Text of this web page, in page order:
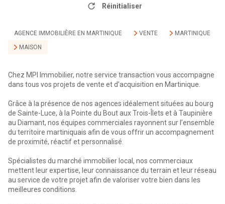
Réinitialiser
AGENCE IMMOBILIÈRE EN MARTINIQUE VENTE
MARTINIQUE
MAISON
Chez MPI Immobilier, notre service transaction vous accompagne
dans tous vos projets de vente et d’acquisition en Martinique.
Grâce à la présence de nos agences idéalement situées au bourg
de Sainte-Luce, à la Pointe du Bout aux Trois-Îlets et à Taupinière
au Diamant, nos équipes commerciales rayonnent sur l’ensemble
du territoire martiniquais afin de vous offrir un accompagnement
de proximité, réactif et personnalisé.
Spécialistes du marché immobilier local, nos commerciaux
mettent leur expertise, leur connaissance du terrain et leur réseau
au service de votre projet afin de valoriser votre bien dans les
meilleures conditions.